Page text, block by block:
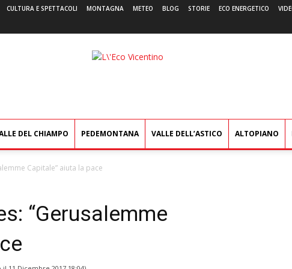
CULTURA E SPETTACOLI MONTAGNA METEO BLOG STORIE ECO ENERGETICO
L'Eco
DEL CHIAMPO PEDEMONTANA VALLE DELL’ASTICO ALTOPIANO
Capitale” aiuta la pace
“Gerusalemme